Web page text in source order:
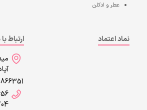
عطر و ادکلن
نماد اعتماد
ارتباط